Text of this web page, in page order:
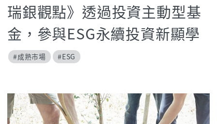
瑞銀觀點》透過投資主動型基
金，參與ESG永續投資新顯學
#成熟市場 #ESG